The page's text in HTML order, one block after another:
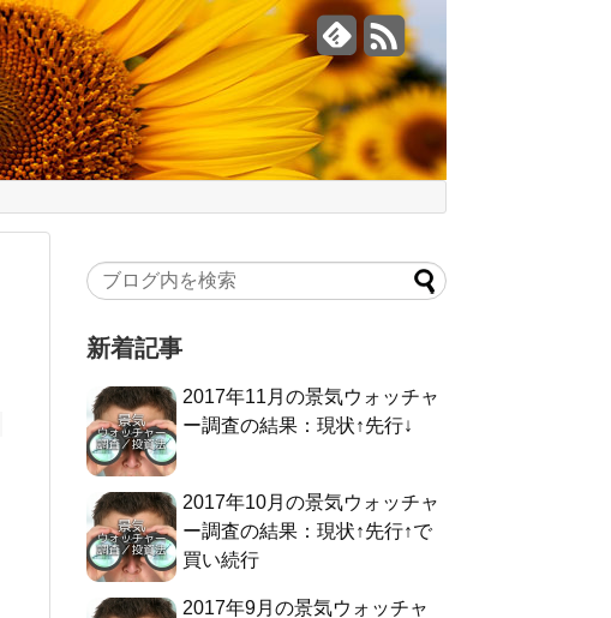
新着記事
2017年11月の景気ウォッチャ
ー調査の結果：現状↑先行↓
2017年10月の景気ウォッチャ
ー調査の結果：現状↑先行↑で
買い続行
2017年9月の景気ウォッチャ